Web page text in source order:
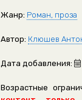
Жанр: Роман, проза
Автор: Клюшев
Дата добавления:
Возрастные